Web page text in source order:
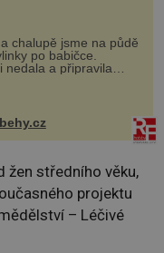
chalupě jsme na půdě
po babičce.
nedala a připravila
lektvar… Zimní pobyt
pro mě vlastní vinou
zážitek, na kt...
žen středního věku,
projektu
– Léčivé